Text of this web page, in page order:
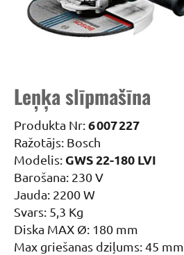
Leņķa slīpmašīna
Produkta Nr:6 007 227
Ražotājs: Bosch
Modelis: GWS 22-180 LVI
Barošana: 230 V
Jauda: 2200 W
Svars: 5,3 Kg
Diska MAX Ø: 180 mm
Max griešanas dziļums: 45 mm